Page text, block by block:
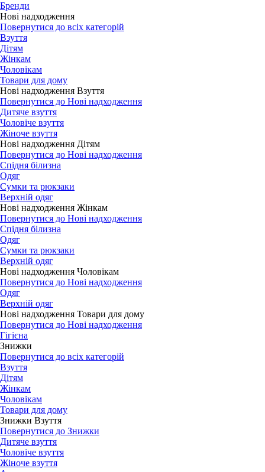
Бренди
Нові надходження
Повернутися до всіх категорій
Взуття
Дітям
Жінкам
Чоловікам
Товари для дому
Нові надходження Взуття
Повернутися до Нові надходження
Дитяче взуття
Чоловіче взуття
Жіноче взуття
Нові надходження Дітям
Повернутися до Нові надходження
Спідня білизна
Одяг
Сумки та рюкзаки
Верхній одяг
Нові надходження Жінкам
Повернутися до Нові надходження
Спідня білизна
Одяг
Сумки та рюкзаки
Верхній одяг
Нові надходження Чоловікам
Повернутися до Нові надходження
Одяг
Верхній одяг
Нові надходження Товари для дому
Повернутися до Нові надходження
Гігієна
Знижки
Повернутися до всіх категорій
Взуття
Дітям
Жінкам
Чоловікам
Товари для дому
Знижки Взуття
Повернутися до Знижки
Дитяче взуття
Чоловіче взуття
Жіноче взуття